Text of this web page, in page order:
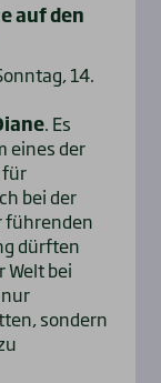
auf den
14.
. Es
eines der
bei der
führenden
dürften
Welt bei
sondern